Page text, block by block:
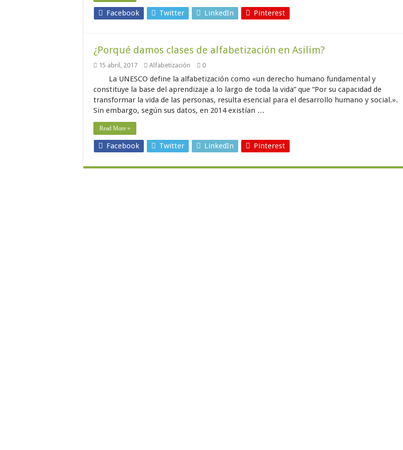
Facebook Twitter LinkedIn Pinterest
¿Porqué damos clases de alfabetización en Asilim?
15 abril, 2017 Alfabetización 0
La UNESCO define la alfabetización como «un derecho humano fundamental y
constituye la base del aprendizaje a lo largo de toda la vida” que “Por su capacidad de
transformar la vida de las personas, resulta esencial para el desarrollo humano y social.».
Sin embargo, según sus datos, en 2014 existían …
Read More »
Facebook Twitter LinkedIn Pinterest